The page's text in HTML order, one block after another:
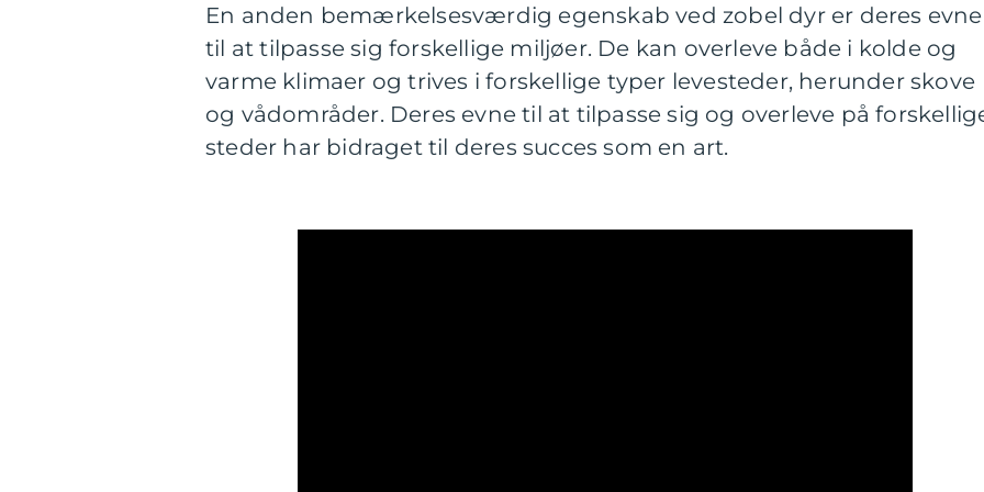
En anden bemærkelsesværdig egenskab ved zobel dyr er deres evne
til at tilpasse sig forskellige miljøer. De kan overleve både i kolde og
varme klimaer og trives i forskellige typer levesteder, herunder skove
og vådområder. Deres evne til at tilpasse sig og overleve på
steder har bidraget til deres succes som en art.